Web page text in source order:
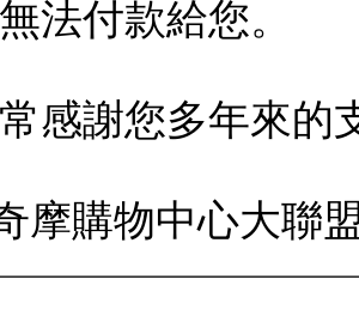
法付款給您。
感謝您多年來的
摩購物中心大